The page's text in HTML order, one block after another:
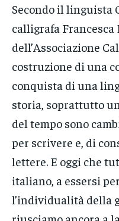
Secondo il linguista
calligrafa
dell’Associazione
costruzione di una
conquista di una
storia, soprattutto
del tempo sono
per scrivere e, di
lettere. E oggi che
italiano, a essersi
l’individualità della